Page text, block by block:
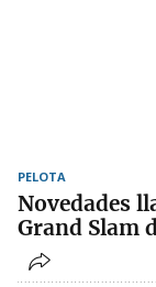
PELOTA
Novedades
Grand Slam